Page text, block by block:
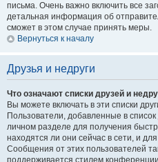
письма. Очень важно включить все
детальная информация об
сможет в этом случае принять меры.
Вернуться к началу
Друзья и недруги
Что означают списки друзей и
Вы можете включать в эти списки
Пользователи, добавленные в
личном разделе для получения
находятся ли они сейчас в сети, и
Сообщения от этих пользователей
поддерживается стилем